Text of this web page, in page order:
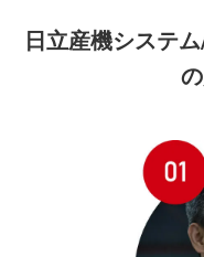
日立産機システ